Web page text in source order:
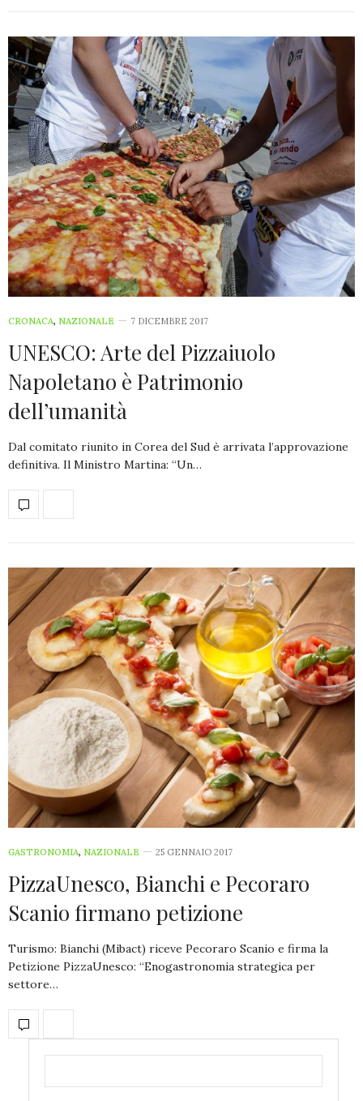
CRONACA, NAZIONALE 7 DICEMBRE 2017
UNESCO: Arte del Pizzaiuolo
Napoletano è Patrimonio
dell’umanità
Dal comitato riunito in Corea del Sud è arrivata l’approvazione
definitiva. Il Ministro Martina: “Un…
GASTRONOMIA, NAZIONALE 25 GENNAIO 2017
PizzaUnesco, Bianchi e Pecoraro
Scanio firmano petizione
Turismo: Bianchi (Mibact) riceve Pecoraro Scanio e firma la
Petizione PizzaUnesco: “Enogastronomia strategica per
settore…